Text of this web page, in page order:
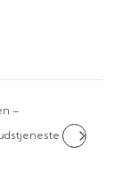
–